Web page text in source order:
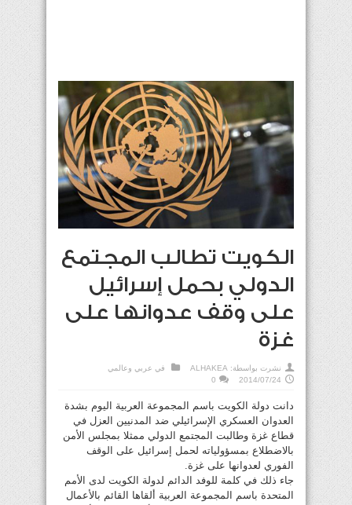
الكويت تطالب المجتمع
الدولي بحمل إسرائيل
على وقف عدوانها على
غزة
نشرت بواسطة: ALHAKEA في عربي وعالمي
2014/07/24
0
دانت دولة الكويت باسم المجموعة العربية اليوم بشدة
العدوان العسكري الإسرائيلي ضد المدنيين العزل في
قطاع غزة وطالبت المجتمع الدولي ممثلا بمجلس الأمن
بالاضطلاع بمسؤولياته لحمل إسرائيل على الوقف
الفوري لعدوانها على غزة.
جاء ذلك في كلمة للوفد الدائم لدولة الكويت لدى الأمم
المتحدة باسم المجموعة العربية ألقاها القائم بالأعمال